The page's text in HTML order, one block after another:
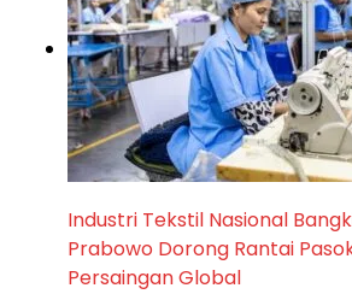
Industri Tekstil Nasional
Prabowo Dorong Rantai
Persaingan Global